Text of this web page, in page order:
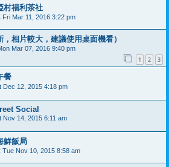
村福利茶社
Fri Mar 11, 2016 3:22 pm
相片較大，建議使用桌面機看）
Mar 07, 2016 9:40 pm
1 2 3
餐
Dec 12, 2015 4:18 pm
Social
Nov 14, 2015 6:11 am
鮮飯局
Tue Nov 10, 2015 8:58 am